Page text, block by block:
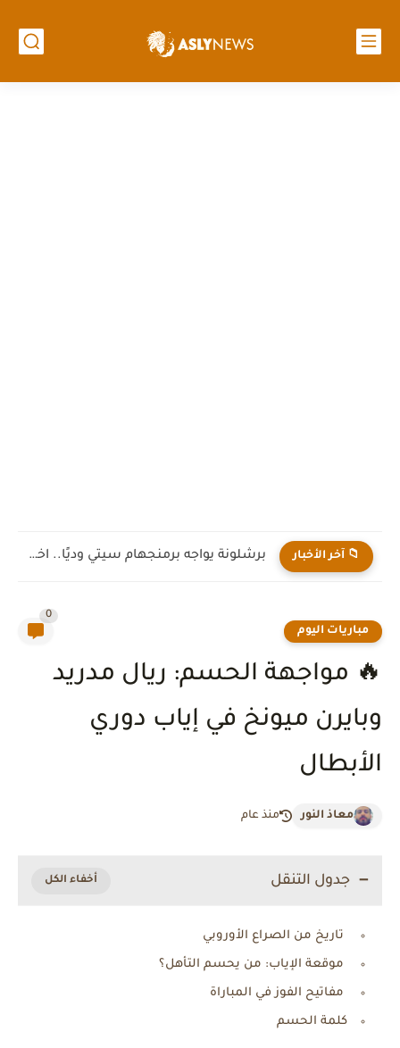
📁 آخر الأخبار برشلونة يواجه برمنجهام سيتي وديًا.. اختبار جديد لهانز فليك قبل...
مباريات اليوم
0
🔥 مواجهة الحسم: ريال مدريد
وبايرن ميونخ في إياب دوري
الأبطال
معاذ النور منذ عام
جدول التنقل
تاريخ من الصراع الأوروبي
موقعة الإياب: من يحسم التأهل؟
مفاتيح الفوز في المباراة
كلمة الحسم